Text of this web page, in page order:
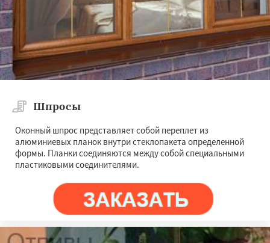
Шпросы
Оконный шпрос представляет собой переплет из
алюминиевых планок внутри стеклопакета определенной
формы. Планки соединяются между собой специальными
пластиковыми соединителями.